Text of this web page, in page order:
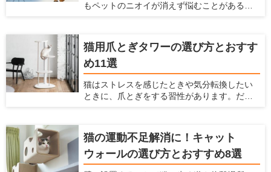
もペットのニオイが消えず悩むことがあるか
屋のニオイを大きく減らすことができます。
ただ脱臭機を選ぶときには、どれを選べばい
いかわからないことも多いです。今回は、
ペットがいる家で脱臭機を置くとよい理由
や、どうやって選ぶべきか、おすすめの脱臭
機と脱臭機能付き家電を紹介するので参考に
猫用爪とぎタワーの選び方とおすす
め11選
猫はストレスを感じたときや気分転換したい
ときに、爪とぎをする習性があります。だか
愛猫に不適切な場所で爪をとがれることは大
きな悩みとなります。飼い主を悩ませる爪を
といでしまいやすい代表的な場所は、壁・
柱・ソファーなどがあげられます。愛猫の不
猫の運動不足解消に！キャット
ウォールの選び方とおすすめ8選